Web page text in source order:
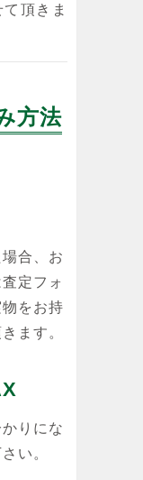
頂きま
方法
合、お
定フォ
をお持
ます。
りにな
い。